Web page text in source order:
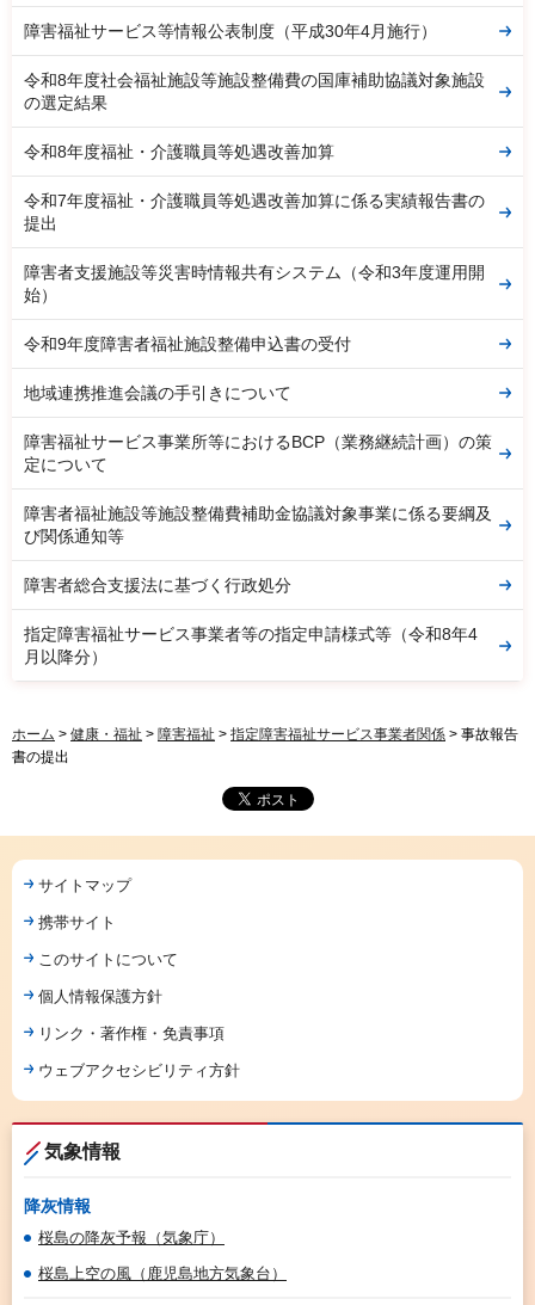
障害福祉サービス等情報公表制度（平成30年4月施行）
令和8年度社会福祉施設等施設整備費の国庫補助協議対象施設
の選定結果
令和8年度福祉・介護職員等処遇改善加算
令和7年度福祉・介護職員等処遇改善加算に係る実績報告書の
提出
障害者支援施設等災害時情報共有システム（令和3年度運用開
始）
令和9年度障害者福祉施設整備申込書の受付
地域連携推進会議の手引きについて
障害福祉サービス事業所等におけるBCP（業務継続計画）の策
定について
障害者福祉施設等施設整備費補助金協議対象事業に係る要綱及
び関係通知等
障害者総合支援法に基づく行政処分
指定障害福祉サービス事業者等の指定申請様式等（令和8年4
月以降分）
ホーム > 健康・福祉 > 障害福祉 > 指定障害福祉サービス事業者関係 > 事故報告
書の提出
サイトマップ
携帯サイト
このサイトについて
個人情報保護方針
リンク・著作権・免責事項
ウェブアクセシビリティ方針
気象情報
降灰情報
桜島の降灰予報（気象庁）
桜島上空の風（鹿児島地方気象台）